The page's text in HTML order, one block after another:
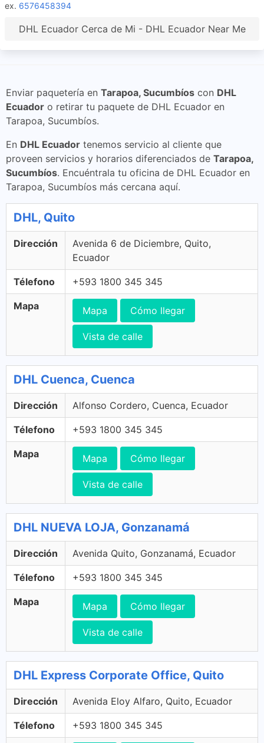
ex. 6576458394
DHL Ecuador Cerca de Mi - DHL Ecuador Near Me
Enviar paquetería en Tarapoa, Sucumbíos con DHL
Ecuador o retirar tu paquete de DHL Ecuador en
Tarapoa, Sucumbíos.
En DHL Ecuador tenemos servicio al cliente que
proveen servicios y horarios diferenciados de Tarapoa,
Sucumbíos. Encuéntrala tu oficina de DHL Ecuador en
Tarapoa, Sucumbíos más cercana aquí.
DHL, Quito
Dirección
Avenida 6 de Diciembre, Quito,
Ecuador
Télefono +593 1800 345 345
Mapa Mapa Cómo llegar
Vista de calle
DHL Cuenca, Cuenca
Dirección Alfonso Cordero, Cuenca, Ecuador
Télefono +593 1800 345 345
Mapa Mapa Cómo llegar
Vista de calle
DHL NUEVA LOJA, Gonzanamá
Dirección Avenida Quito, Gonzanamá, Ecuador
Télefono +593 1800 345 345
Mapa Mapa Cómo llegar
Vista de calle
DHL Express Corporate Office, Quito
Dirección Avenida Eloy Alfaro, Quito, Ecuador
Télefono +593 1800 345 345